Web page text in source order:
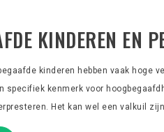
KINDEREN EN
kinderen hebben vaak hoge
specifiek kenmerk voor
Het kan wel een valkuil